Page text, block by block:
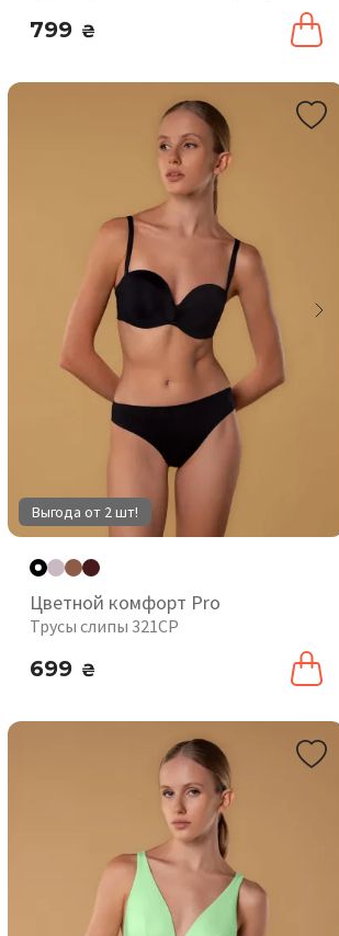
799 ₴
Выгода от 2 шт!
Цветной комфорт Pro
Трусы слипы 321CP
699 ₴